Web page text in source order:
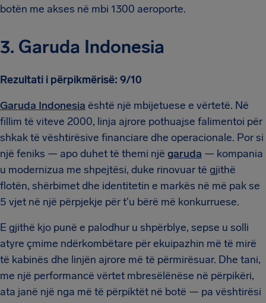
botën me akses në mbi 1300 aeroporte.
3. Garuda Indonesia
Rezultati i përpikmërisë: 9/10
Garuda Indonesia është një mbijetuese e vërtetë. Në
fillim të viteve 2000, linja ajrore pothuajse falimentoi për
shkak të vështirësive financiare dhe operacionale. Por si
një feniks — apo duhet të themi një garuda — kompania
u modernizua me shpejtësi, duke rinovuar të gjithë
flotën, shërbimet dhe identitetin e markës në më pak se
5 vjet në një përpjekje për t'u bërë më konkurruese.
E gjithë kjo punë e palodhur u shpërblye, sepse u solli
atyre çmime ndërkombëtare për ekuipazhin më të mirë
të kabinës dhe linjën ajrore më të përmirësuar. Dhe tani,
me një performancë vërtet mbresëlënëse në përpikëri,
ata janë një nga më të përpiktët në botë — pa vështirësi